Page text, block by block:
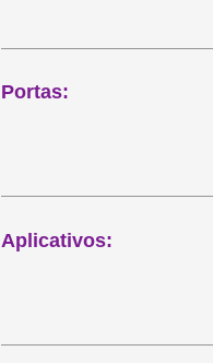
Portas:
Aplicativos: